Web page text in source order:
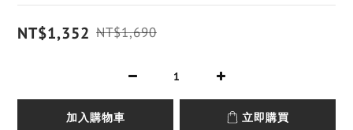
NT$1,352 NT$1,690
加入購物車 立即購買